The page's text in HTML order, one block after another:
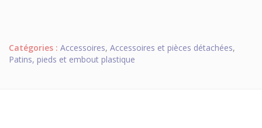
Catégories : Accessoires, Accessoires et pièces détachées,
Patins, pieds et embout plastique